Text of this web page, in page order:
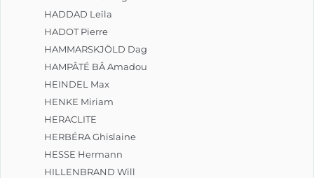
HADDAD Leïla
HADOT Pierre
HAMMARSKJÖLD Dag
HAMPÂTÉ BÂ Amadou
HEINDEL Max
HENKE Miriam
HERACLITE
HERBÉRA Ghislaine
HESSE Hermann
HILLENBRAND Will